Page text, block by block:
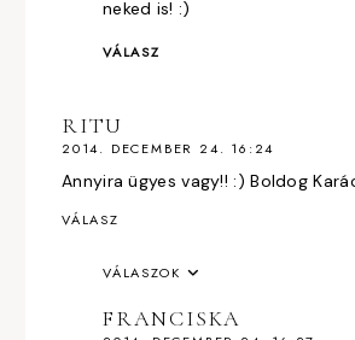
neked is! :)
VÁLASZ
RITU
2014. DECEMBER 24. 16:24
Annyira ügyes vagy!! :) Boldog
VÁLASZ
VÁLASZOK
FRANCISKA